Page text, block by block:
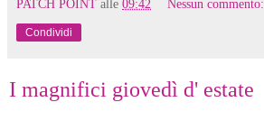
PATCH POINT alle 09:42 Nessun commento:
Condividi
I magnifici giovedì d' estate